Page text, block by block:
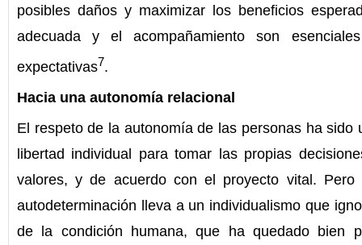
posibles daños y maximizar los beneficios
adecuada y el acompañamiento son
expectativas7.
Hacia una autonomía relacional
El respeto de la autonomía de las personas ha sido
libertad individual para tomar las propias
valores, y de acuerdo con el proyecto vital.
autodeterminación lleva a un individualismo que
de la condición humana, que ha quedado bien